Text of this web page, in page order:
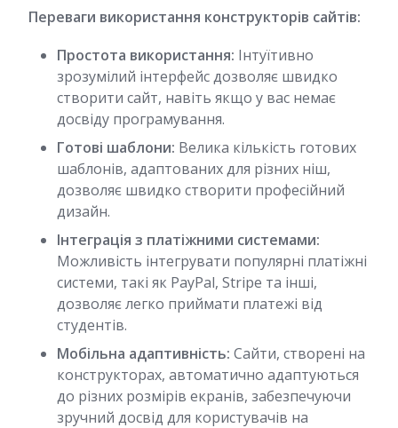
Переваги використання конструкторів сайтів:
Простота використання: Інтуїтивно
зрозумілий інтерфейс дозволяє швидко
створити сайт, навіть якщо у вас немає
досвіду програмування.
Готові шаблони: Велика кількість готових
шаблонів, адаптованих для різних ніш,
дозволяє швидко створити професійний
дизайн.
Інтеграція з платіжними системами:
Можливість інтегрувати популярні платіжні
системи, такі як PayPal, Stripe та інші,
дозволяє легко приймати платежі від
студентів.
Мобільна адаптивність: Сайти, створені на
конструкторах, автоматично адаптуються
до різних розмірів екранів, забезпечуючи
зручний досвід для користувачів на